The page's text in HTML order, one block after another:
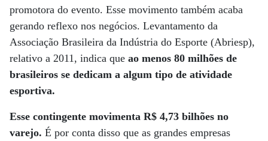
promotora do evento. Esse movimento também acaba
gerando reflexo nos negócios. Levantamento da
Associação Brasileira da Indústria do Esporte (Abriesp),
relativo a 2011, indica que ao menos 80 milhões de
brasileiros se dedicam a algum tipo de atividade
esportiva.
Esse contingente movimenta R$ 4,73 bilhões no
varejo. É por conta disso que as grandes empresas